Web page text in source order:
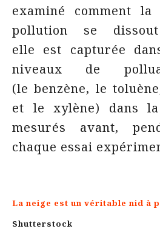
examiné comment
pollution se
elle est capturée
niveaux de
(le benzène, le
et le xylène) dans
mesurés avant,
chaque essai
La neige est un véritable nid à
Shutterstock